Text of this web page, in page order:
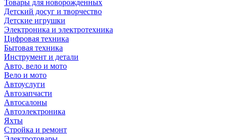
Товары для новорожденных
Детский досуг и творчество
Детские игрушки
Электроника и электротехника
Цифровая техника
Бытовая техника
Инструмент и детали
Авто, вело и мото
Вело и мото
Автоуслуги
Автозапчасти
Автосалоны
Автоэлектроника
Яхты
Стройка и ремонт